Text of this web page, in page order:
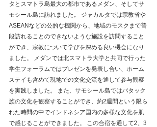
タとスマトラ島最大の都市であるメダン、そしてサ
モシール島に訪れました。 ジャカルタでは宗教省や
ASEANなどの公的な機関から、地域のモスクまで普
段訪れることのできないような施設を訪問すること
ができ、宗教について学びを深める良い機会になり
ました。 メダンでは北スマトラ大学と共同で行った
学生フォーラムではプレゼンを発表し合い、ホーム
ステイも含めて現地での文化交流を通して参与観察
を実践しました。 また、サモシール島ではバタック
族の文化を観察することができ、約2週間という限ら
れた時間の中でインドネシア国内の多様な文化を肌
で感じることができました。 この合宿を通して2、3